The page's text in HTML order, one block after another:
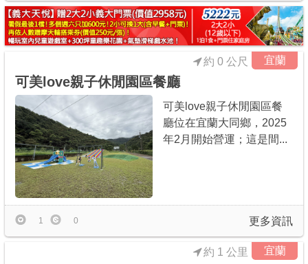
宜蘭
可美love親子休閒園區餐廳
約 0 公尺
可美love親子休閒園區餐
廳位在宜蘭大同鄉，2025
年2月開始營運；這是間...
更多資訊
1 0
宜蘭
約 1 公里